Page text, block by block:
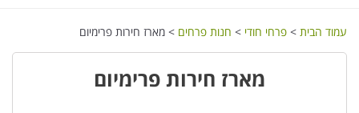
עמוד הבית > פרחי חודי > חנות פרחים > מארז חירות פרימיום
מארז חירות פרימיום